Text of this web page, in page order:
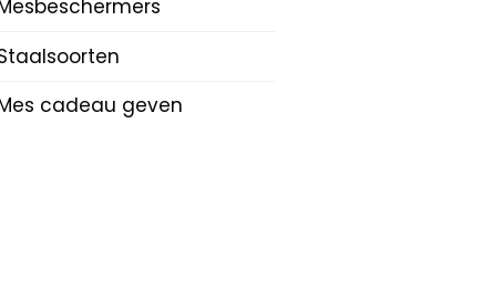
cadeau geven